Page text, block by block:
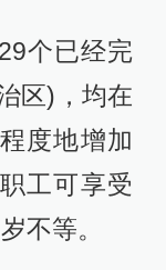
个已经完
区)，均在
度地增加
工可享受
不等。